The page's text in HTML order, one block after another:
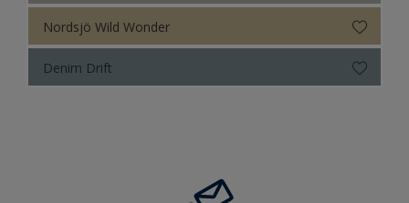
Nordsjö Wild Wonder
Denim Drift